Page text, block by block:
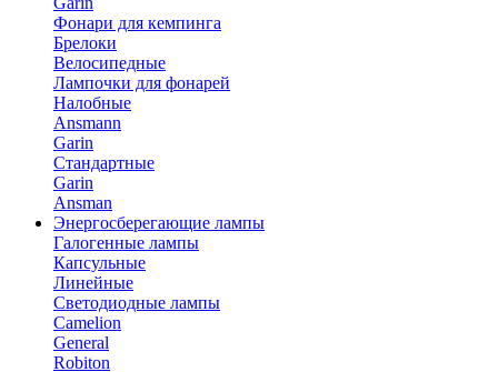
Фонари для кемпинга
Брелоки
Велосипедные
Лампочки для фонарей
Налобные
Ansmann
Garin
Стандартные
Garin
Ansman
Энергосберегающие лампы
Галогенные лампы
Капсульные
Линейные
Светодиодные лампы
Camelion
General
Robiton